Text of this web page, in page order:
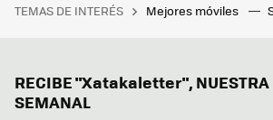
TEMAS DE INTERÉS Mejores móviles
RECIBE "Xatakaletter", NUESTRA
SEMANAL